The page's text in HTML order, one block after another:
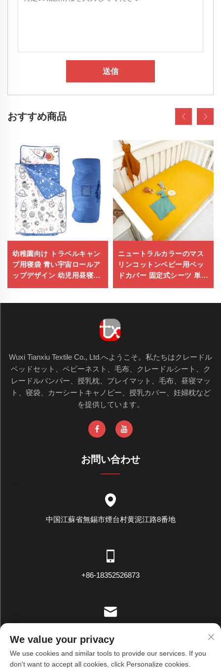
送信
おすすめ商品
幼稚園向け トラベルキャン
プ用寝袋 青い宇宙ロールア
ップデザイン 幼児用昼寝マ
ット
ニュートラルカラーのマス
リンコットンベビー用ベッ
ドカバー 固定式シーツ 単色
のベビーシーツ
Wuxi Tianxiu Textile Co., Ltd.へようこそ。私たちはクレードル
ベッドセット、ベビーネスト、毛布、クレードルシート、ク
レードルバンパー、授乳枕、プレイマット、毛布、昼寝マッ
ト、寝袋、カーシートキャノピー、授乳カバー、妊婦枕など
を提供しています。
お問い合わせ
中国江蘇省無錫市煙台村黄泥江路8番地
+86-18352526873
We value your privacy
We use cookies and similar tools to provide our services. If you
don't want to accept all cookies, click Personalize cookies.